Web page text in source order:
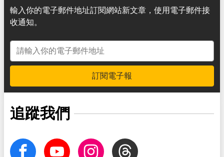
輸入你的電子郵件地址訂閱網站新文章，使用電子郵件接
收通知。
電子郵件地址
訂閱電子報
追蹤我們
facebook Youtube InstagramThreads